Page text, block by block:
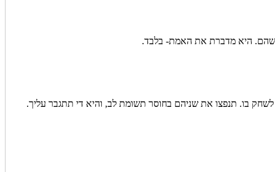
שהם. היא מדברת את האמת- בלבד.
בו. תנפצו את שניהם בחוסר תשומת לב, והיא די תתגבר עליך.